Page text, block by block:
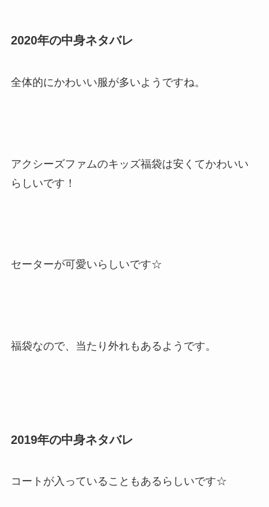
2020年の中身ネタバレ
全体的にかわいい服が多いようですね。
アクシーズファムのキッズ福袋は安くてかわいい
らしいです！
セーターが可愛いらしいです☆
福袋なので、当たり外れもあるようです。
2019年の中身ネタバレ
コートが入っていることもあるらしいです☆